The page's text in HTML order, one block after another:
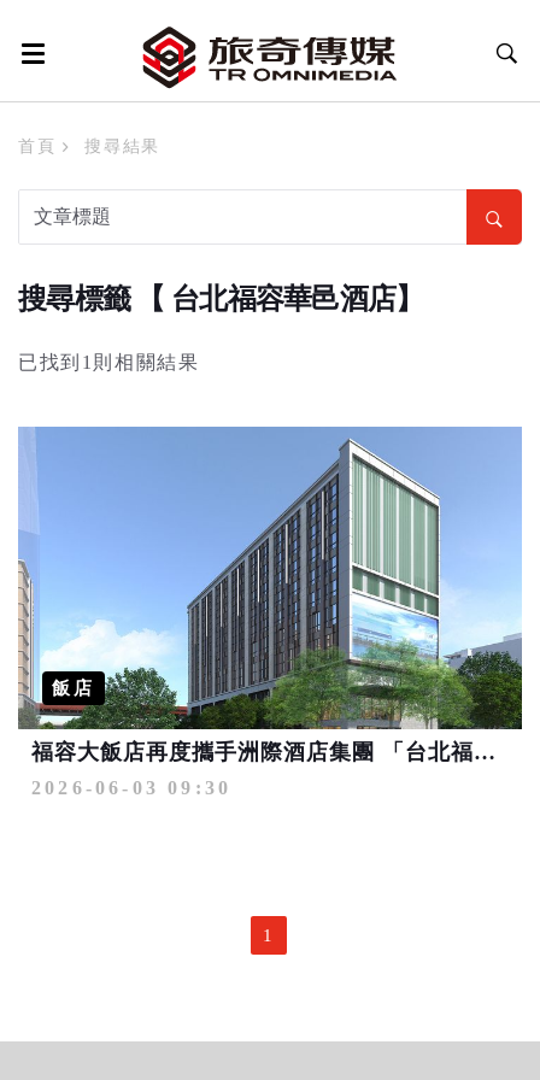
首頁 搜尋結果
搜尋標籤 【 台北福容華邑酒店】
已找到1則相關結果
飯店
福容大飯店再度攜手洲際酒店集團 「台北福容華邑酒店」年底登場
2026-06-03 09:30
1